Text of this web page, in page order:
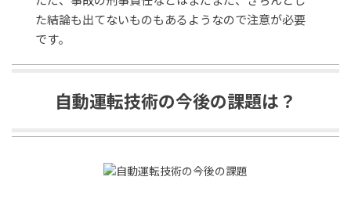
た結論も出てないものもあるようなので注意が必要
です。
自動運転技術の今後の課題は？